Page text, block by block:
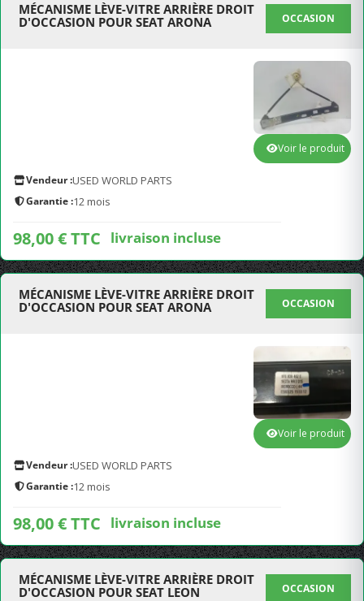
MÉCANISME LÈVE-VITRE ARRIÈRE DROIT
D'OCCASION POUR SEAT ARONA
OCCASION
Vendeur :USED WORLD PARTS
Garantie :12 mois
98,00 € TTC livraison incluse
Voir le produit
MÉCANISME LÈVE-VITRE ARRIÈRE DROIT
D'OCCASION POUR SEAT ARONA
OCCASION
Vendeur :USED WORLD PARTS
Garantie :12 mois
98,00 € TTC livraison incluse
Voir le produit
MÉCANISME LÈVE-VITRE ARRIÈRE DROIT
D'OCCASION POUR SEAT LEON
OCCASION